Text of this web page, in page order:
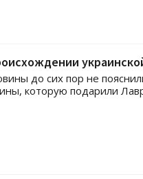
до сих пор не
которую подарили